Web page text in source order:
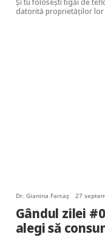
Și tu folosești tigăi de
datorită proprietăților lor
Dr. Gianina Farcaș 27
Gândul zilei
alegi să